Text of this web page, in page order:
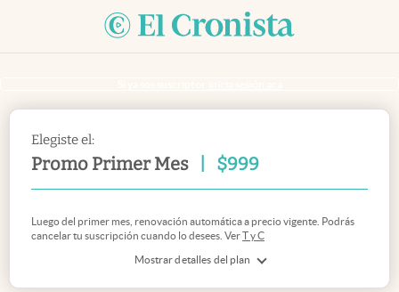
Elegiste el:
Promo Primer Mes $999
Mostrar detalles del plan
Luego del primer mes, renovación automática a precio vigente. Podrás
cancelar tu suscripción cuando lo desees. VerT y C